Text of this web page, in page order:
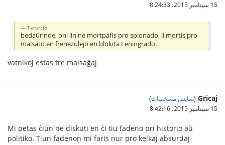
15 سپتامبر 2015،‏ 8:24:33
Тerurĉjo:
bedaŭrinde, oni lin ne mortpafis pro spionado, li mortis pro
malsato en frenezulejo en blokita Leningrado.
vatnikoj estas tre malsaĝaj
Gricaj
(نمایش مشخصات)
15 سپتامبر 2015،‏ 8:42:16
Mi petas ĉiun ne diskuti en ĉi tiu fadeno pri historio aŭ
politiko. Tiun fadenon mi faris nur pro kelkaj absurdaj